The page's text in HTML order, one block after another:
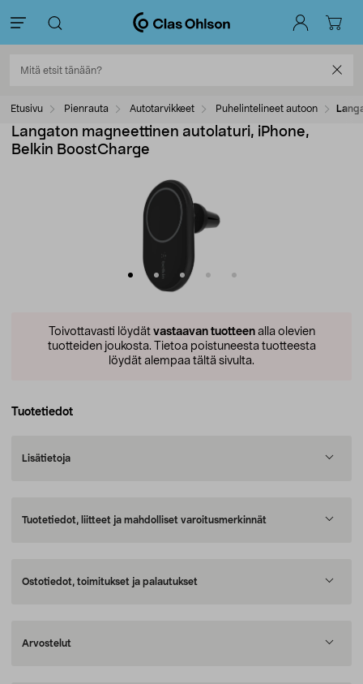
Etusivu Pienrauta Autotarvikkeet Puhelintelineet autoon
Langaton magneettinen autolaturi, iPhone,
Belkin BoostCharge
Toivottavasti löydät vastaavan tuotteenalla olevien
tuotteiden joukosta. Tietoa poistuneesta tuotteesta
löydät alempaa tältä sivulta.
Tuotetiedot
Lisätietoja
Tuotetiedot, liitteet ja mahdolliset varoitusmerkinnät
Ostotiedot, toimitukset ja palautukset
Arvostelut